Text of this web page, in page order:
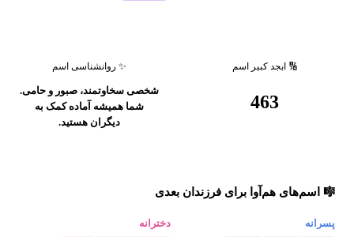
🔢 ابجد کبیر اسم
463
✨ روانشناسی اسم
شخصی سخاوتمند، صبور و حامی.
شما همیشه آماده کمک به
دیگران هستید.
🎼 اسم‌های هم‌آوا برای فرزندان بعدی
پسرانه دخترانه